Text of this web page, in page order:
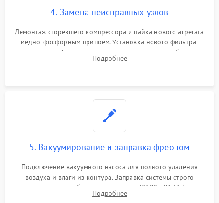
4. Замена неисправных узлов
Демонтаж сгоревшего компрессора и пайка нового агрегата
медно-фосфорным припоем. Установка нового фильтра-
осушителя. Замена изношенных вентиляторов обдува,
сломанных заслонок или поврежденных дверных петель.
Подробнее
5. Вакуумирование и заправка фреоном
Подключение вакуумного насоса для полного удаления
воздуха и влаги из контура. Заправка системы строго
дозированным объемом хладагента (R600a, R134a) по
электронным весам. Контроль рабочего давления в системе.
Подробнее